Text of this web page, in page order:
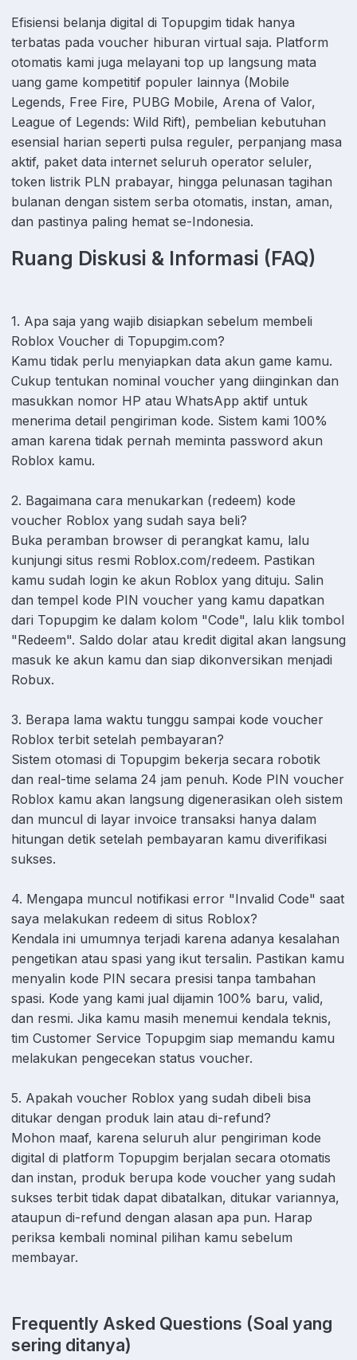
Efisiensi belanja digital di Topupgim tidak hanya
terbatas pada voucher hiburan virtual saja. Platform
otomatis kami juga melayani top up langsung mata
uang game kompetitif populer lainnya (Mobile
Legends, Free Fire, PUBG Mobile, Arena of Valor,
League of Legends: Wild Rift), pembelian kebutuhan
esensial harian seperti pulsa reguler, perpanjang masa
aktif, paket data internet seluruh operator seluler,
token listrik PLN prabayar, hingga pelunasan tagihan
bulanan dengan sistem serba otomatis, instan, aman,
dan pastinya paling hemat se-Indonesia.
Ruang Diskusi & Informasi (FAQ)
1. Apa saja yang wajib disiapkan sebelum membeli
Roblox Voucher di Topupgim.com?
Kamu tidak perlu menyiapkan data akun game kamu.
Cukup tentukan nominal voucher yang diinginkan dan
masukkan nomor HP atau WhatsApp aktif untuk
menerima detail pengiriman kode. Sistem kami 100%
aman karena tidak pernah meminta password akun
Roblox kamu.
2. Bagaimana cara menukarkan (redeem) kode
voucher Roblox yang sudah saya beli?
Buka peramban browser di perangkat kamu, lalu
kunjungi situs resmi Roblox.com/redeem. Pastikan
kamu sudah login ke akun Roblox yang dituju. Salin
dan tempel kode PIN voucher yang kamu dapatkan
dari Topupgim ke dalam kolom "Code", lalu klik tombol
"Redeem". Saldo dolar atau kredit digital akan langsung
masuk ke akun kamu dan siap dikonversikan menjadi
Robux.
3. Berapa lama waktu tunggu sampai kode voucher
Roblox terbit setelah pembayaran?
Sistem otomasi di Topupgim bekerja secara robotik
dan real-time selama 24 jam penuh. Kode PIN voucher
Roblox kamu akan langsung digenerasikan oleh sistem
dan muncul di layar invoice transaksi hanya dalam
hitungan detik setelah pembayaran kamu diverifikasi
sukses.
4. Mengapa muncul notifikasi error "Invalid Code" saat
saya melakukan redeem di situs Roblox?
Kendala ini umumnya terjadi karena adanya kesalahan
pengetikan atau spasi yang ikut tersalin. Pastikan kamu
menyalin kode PIN secara presisi tanpa tambahan
spasi. Kode yang kami jual dijamin 100% baru, valid,
dan resmi. Jika kamu masih menemui kendala teknis,
tim Customer Service Topupgim siap memandu kamu
melakukan pengecekan status voucher.
5. Apakah voucher Roblox yang sudah dibeli bisa
ditukar dengan produk lain atau di-refund?
Mohon maaf, karena seluruh alur pengiriman kode
digital di platform Topupgim berjalan secara otomatis
dan instan, produk berupa kode voucher yang sudah
sukses terbit tidak dapat dibatalkan, ditukar variannya,
ataupun di-refund dengan alasan apa pun. Harap
periksa kembali nominal pilihan kamu sebelum
membayar.
Frequently Asked Questions (Soal yang
sering ditanya)